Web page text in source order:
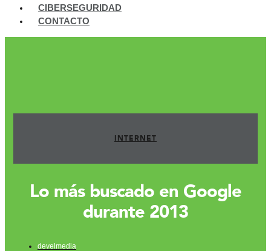
CIBERSEGURIDAD
CONTACTO
INTERNET
Lo más buscado en Google
durante 2013
develmedia